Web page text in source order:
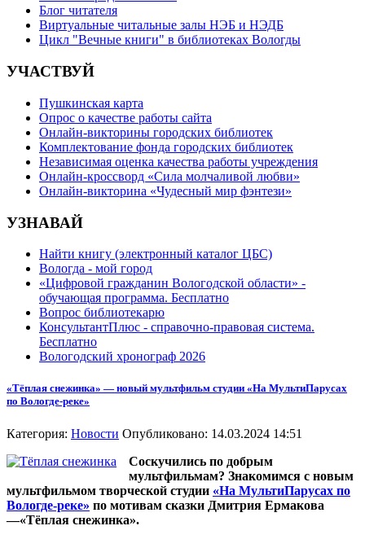
Блог читателя
Виртуальные читальные залы НЭБ и НЭДБ
Цикл "Вечные книги" в библиотеках Вологды
УЧАСТВУЙ
Пушкинская карта
Опрос о качестве работы сайта
Онлайн-викторины городских библиотек
Комплектование фонда городских библиотек
Независимая оценка качества работы учреждения
Онлайн-кроссворд «Сила молчаливой любви»
Онлайн-викторина «Чудесный мир фэнтези»
УЗНАВАЙ
Найти книгу (электронный каталог ЦБС)
Вологда - мой город
«Цифровой гражданин Вологодской области» -
обучающая программа. Бесплатно
Вопрос библиотекарю
КонсультантПлюс - справочно-правовая система.
Бесплатно
Вологодский хронограф 2026
«Тёплая снежинка» — новый мультфильм студии «На МультиПарусах
по Вологде-реке»
Категория: Новости Опубликовано: 14.03.2024 14:51
Соскучились по добрым
мультфильмам? Знакомимся с новым
мультфильмом творческой студии «На МультиПарусах по
Вологде-реке» по мотивам сказки Дмитрия Ермакова
—«Тёплая снежинка».